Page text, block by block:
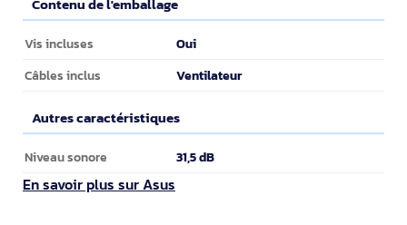
Contenu de l'emballage
Contenu de l'emballage
Vis incluses Oui
Câbles inclus Ventilateur
Autres caractéristiques
Autres caractéristiques
Niveau sonore 31,5 dB
En savoir plus sur Asus